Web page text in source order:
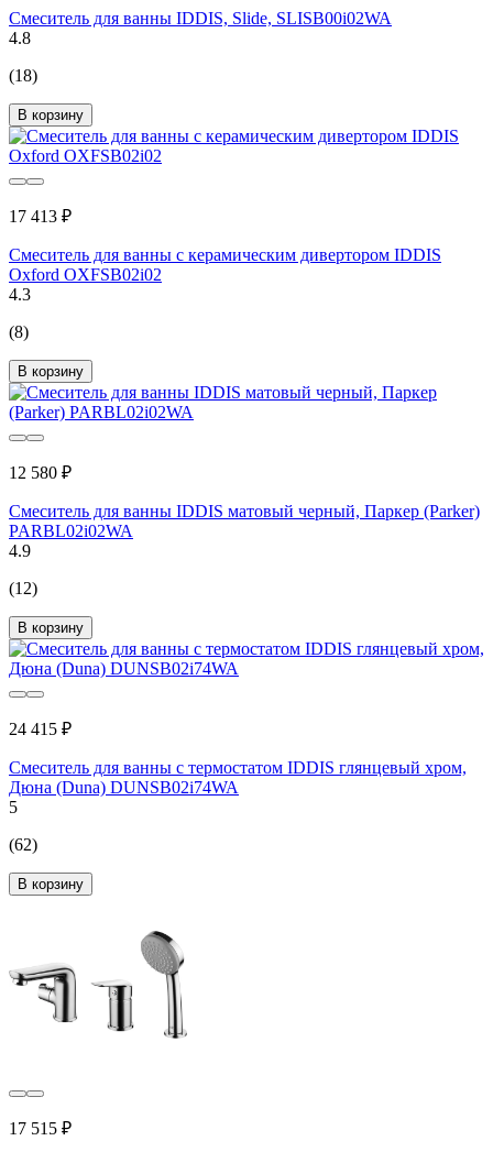
Смеситель для ванны IDDIS, Slide, SLISB00i02WA
4.8
(18)
В корзину
17 413 ₽
Смеситель для ванны с керамическим дивертором IDDIS
Oxford OXFSB02i02
4.3
(8)
В корзину
12 580 ₽
Смеситель для ванны IDDIS матовый черный, Паркер (Parker)
PARBL02i02WA
4.9
(12)
В корзину
24 415 ₽
Смеситель для ванны с термостатом IDDIS глянцевый хром,
Дюна (Duna) DUNSB02i74WA
5
(62)
В корзину
17 515 ₽